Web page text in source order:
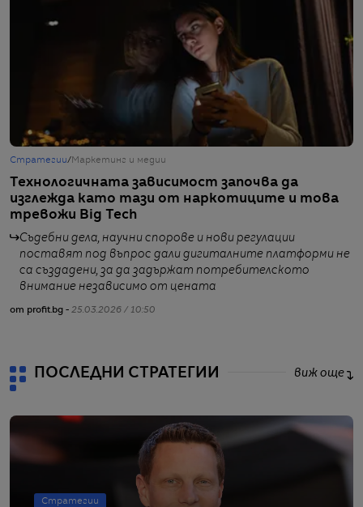
Стратегии/ Маркетинг и медии
Технологичната зависимост започва да
изглежда като тази от наркотиците и това
тревожи Big Tech
Съдебни дела, научни спорове и нови регулации
поставят под въпрос дали дигиталните платформи не
са създадени, за да задържат потребителското
внимание независимо от цената
от profit.bg - 25.03.2026 / 10:50
ПОСЛЕДНИ СТРАТЕГИИ виж още
Стратегии